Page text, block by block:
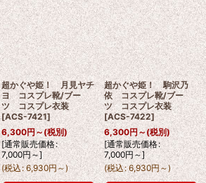
超かぐや姫！ 月見ヤチ
ヨ コスプレ靴/ブー
ツ コスプレ衣装
[ACS-7421]
6,300円～(税別)
[通常販売価格:
7,000円～]
(税込: 6,930円～)
超かぐや姫！ 駒沢乃
依 コスプレ靴/ブー
ツ コスプレ衣装
[ACS-7422]
6,300円～(税別)
[通常販売価格:
7,000円～]
(税込: 6,930円～)